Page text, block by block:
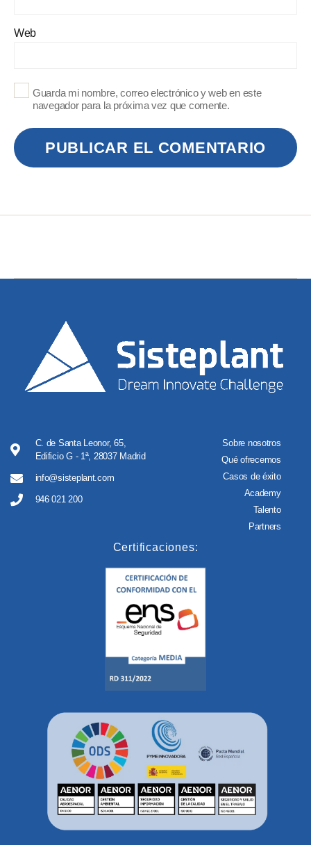
Web
Guarda mi nombre, correo electrónico y web en este
navegador para la próxima vez que comente.
C. de Santa Leonor, 65,
Edificio G - 1ª, 28037 Madrid
info@sisteplant.com
946 021 200
Sobre nosotros
Qué ofrecemos
Casos de éxito
Academy
Talento
Partners
Certificaciones: